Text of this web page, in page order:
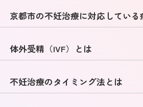
京都市の不妊治療に対応している
体外受精（IVF）とは
不妊治療のタイミング法とは